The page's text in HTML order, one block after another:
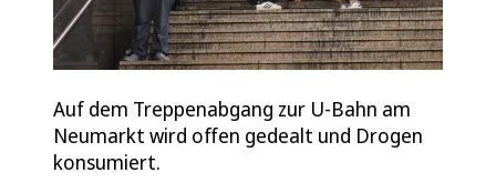
Auf dem Treppenabgang zur U-Bahn am
Neumarkt wird offen gedealt und Drogen
konsumiert.